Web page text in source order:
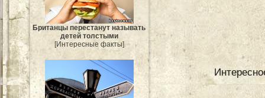
Британцы перестанут называть
детей толстыми
[Интересные факты]